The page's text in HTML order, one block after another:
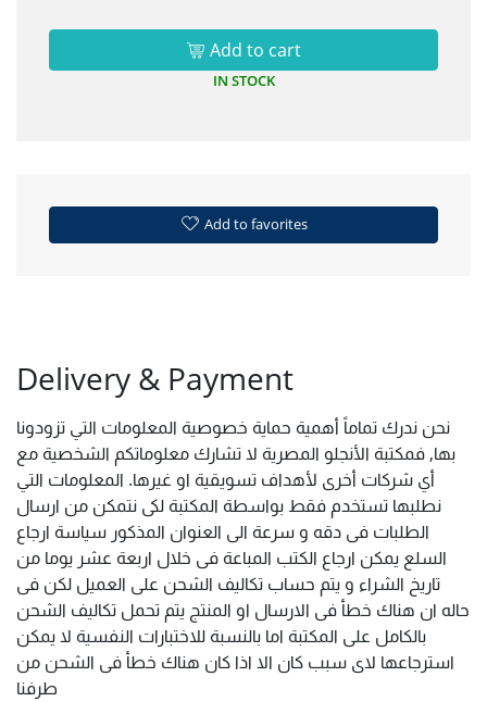
Add to cart
IN STOCK
Add to favorites
Delivery & Payment
نحن ندرك تماماً أهمية حماية خصوصية المعلومات التي تزودونا
بها, فمكتبة الأنجلو المصرية لا تشارك معلوماتكم الشخصية مع
أي شركات أخرى لأهداف تسويقية او غيرها. المعلومات التي
نطلبها تستخدم فقط بواسطة المكتبة لكى نتمكن من ارسال
الطلبات فى دقه و سرعة الى العنوان المذكور سياسة ارجاع
السلع يمكن ارجاع الكتب المباعة فى خلال اربعة عشر يوما من
تاريخ الشراء و يتم حساب تكاليف الشحن على العميل لكن فى
حاله ان هناك خطأ فى الارسال او المنتج يتم تحمل تكاليف الشحن
بالكامل على المكتبة اما بالنسبة للاختبارات النفسية لا يمكن
استرجاعها لاى سبب كان الا اذا كان هناك خطأ فى الشحن من
طرفنا